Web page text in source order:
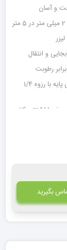
و انتقال
طراحی ارگونومیک با بدنه ضد ضربه و قابل نصب روی پایه با رزوه 1/4
بگیرید